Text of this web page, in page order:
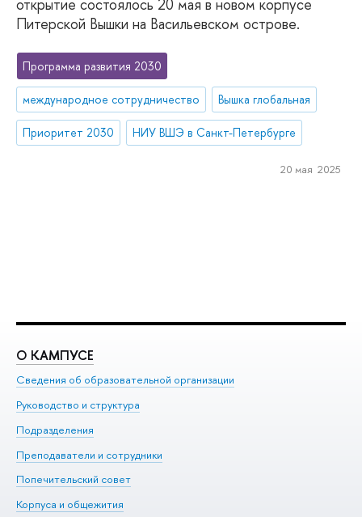
открытие состоялось 20 мая в новом корпусе
Питерской Вышки на Васильевском острове.
Программа развития 2030
международное сотрудничество Вышка глобальная
Приоритет 2030 НИУ ВШЭ в Санкт-Петербурге
20 мая 2025
О КАМПУСЕ
Сведения об образовательной организации
Руководство и структура
Подразделения
Преподаватели и сотрудники
Попечительский совет
Корпуса и общежития